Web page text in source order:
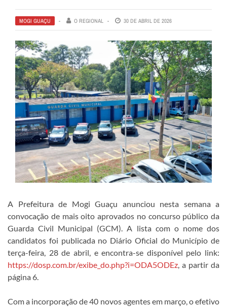
MOGI GUAÇU O REGIONAL 30 DE ABRIL DE 2026
A Prefeitura de Mogi Guaçu anunciou nesta semana a
convocação de mais oito aprovados no concurso público da
Guarda Civil Municipal (GCM). A lista com o nome dos
candidatos foi publicada no Diário Oficial do Município de
terça-feira, 28 de abril, e encontra-se disponível pelo link:
https://dosp.com.br/exibe_do.php?i=ODA5ODEz, a partir da
página 6.
Com a incorporação de 40 novos agentes em março, o efetivo